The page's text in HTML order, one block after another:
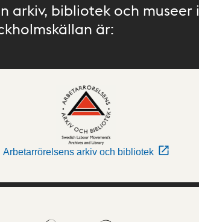
arkiv, bibliotek och museer i
är:
Arbetarrörelsens arkiv och bibliotek